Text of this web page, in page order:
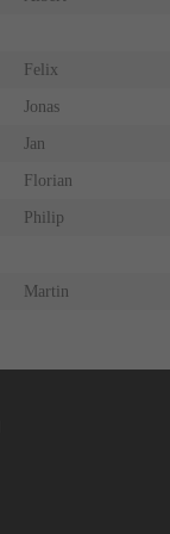
Felix
Jonas
Jan
Florian
Philip
Martin